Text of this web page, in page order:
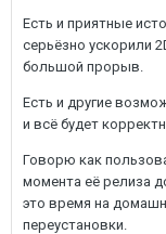
Есть и приятные
серьёзно ускорили
большой прорыв.
Есть и другие
и всё будет
Говорю как
момента её релиза
это время на
переустановки.